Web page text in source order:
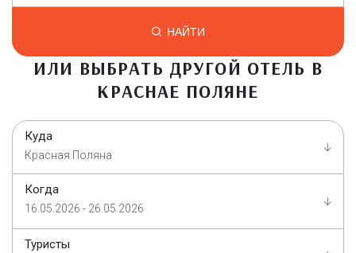
НАЙТИ
ИЛИ ВЫБРАТЬ ДРУГОЙ ОТЕЛЬ В
КРАСНАЕ ПОЛЯНЕ
Куда
Красная Поляна
Когда
16.05.2026 - 26.05.2026
Туристы